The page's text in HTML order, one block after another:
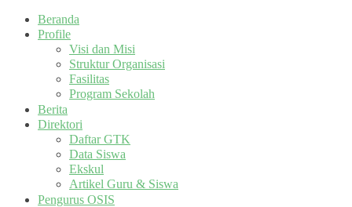
Beranda
Profile
Visi dan Misi
Struktur Organisasi
Fasilitas
Program Sekolah
Berita
Direktori
Daftar GTK
Data Siswa
Ekskul
Artikel Guru & Siswa
Pengurus OSIS